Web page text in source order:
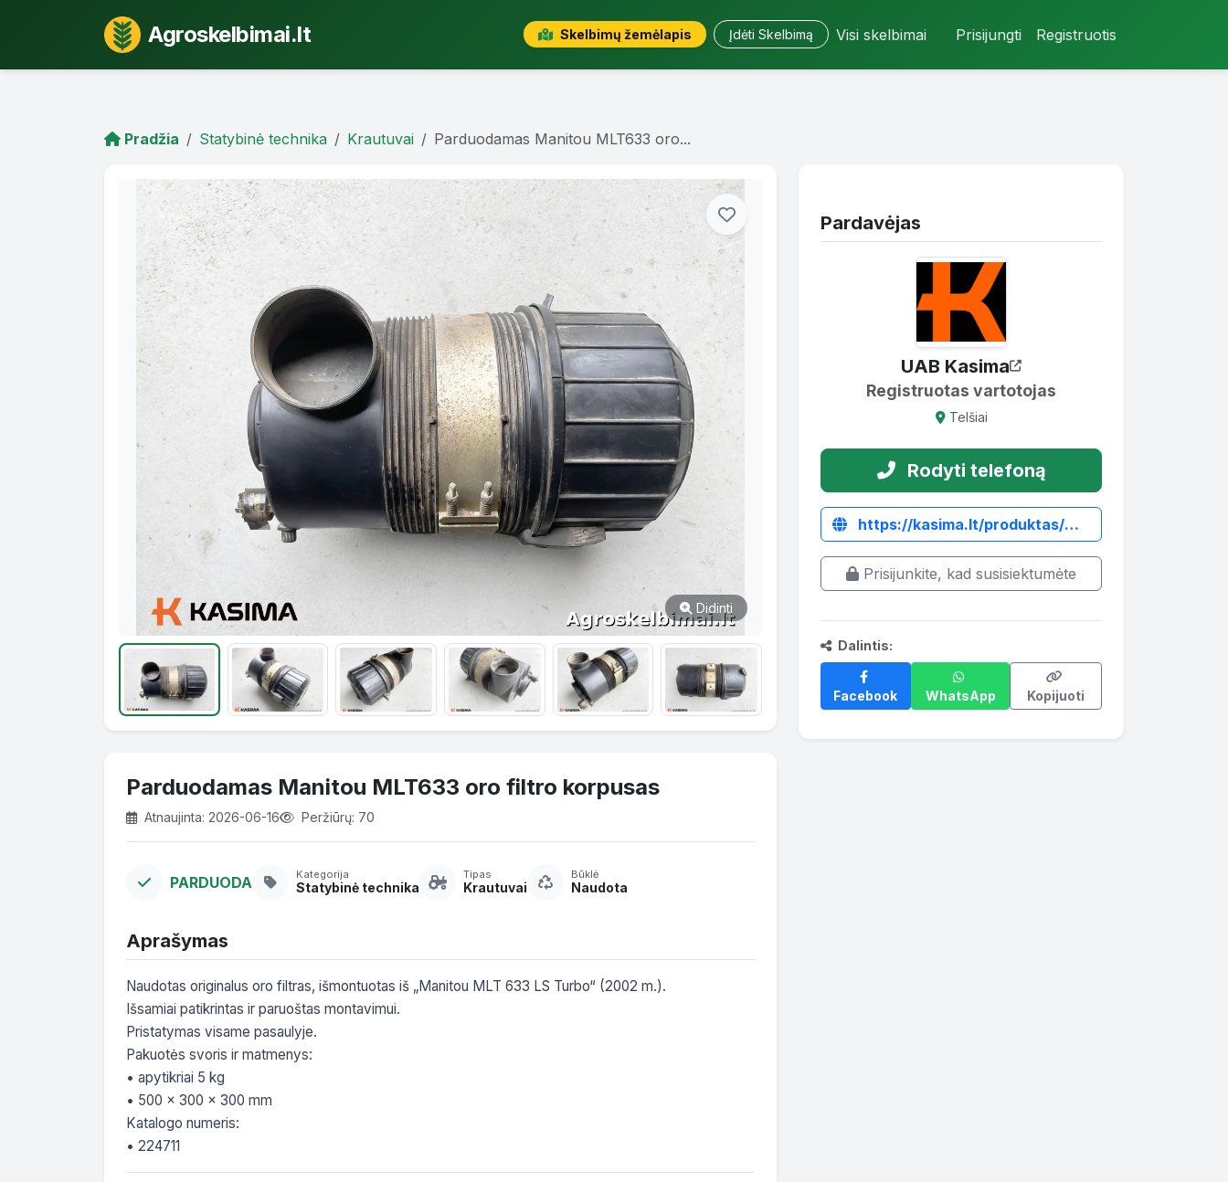
Agroskelbimai.lt Skelbimų žemėlapis Įdėti Skelbimą Visi skelbimai Prisijungti Registruotis
Pradžia Statybinė technika Krautuvai Parduodamas Manitou MLT633 oro...
Didinti
Parduodamas Manitou MLT633 oro filtro korpusas
Atnaujinta: 2026-06-16 Peržiūrų: 70
PARDUODA Kategorija
Statybinė technika
Tipas
Krautuvai
Būklė
Naudota
Aprašymas
Naudotas originalus oro filtras, išmontuotas iš „Manitou MLT 633 LS Turbo“ (2002 m.).
Išsamiai patikrintas ir paruoštas montavimui.
Pristatymas visame pasaulyje.
Pakuotės svoris ir matmenys:
• apytikriai 5 kg
• 500 x 300 x 300 mm
Katalogo numeris:
• 224711
Pardavėjas
UAB Kasima
Registruotas vartotojas
Telšiai
Rodyti telefoną
https://kasima.lt/produktas/manitou-mlt633-oro-filtro-korpusas/
Prisijunkite, kad susisiektumėte
Dalintis:
Facebook WhatsApp Kopijuoti